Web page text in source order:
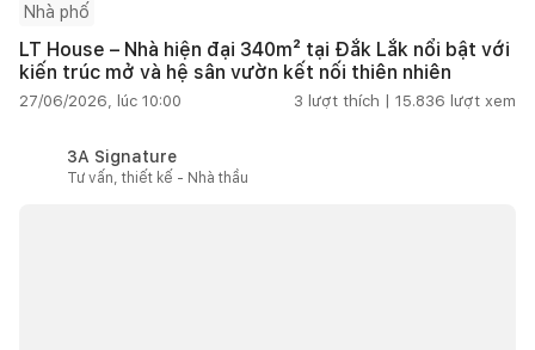
Nhà phố
LT House – Nhà hiện đại 340m² tại Đắk Lắk nổi bật với
kiến trúc mở và hệ sân vườn kết nối thiên nhiên
27/06/2026, lúc 10:00 3 lượt thích | 15.836 lượt xem
3A Signature
Tư vấn, thiết kế - Nhà thầu